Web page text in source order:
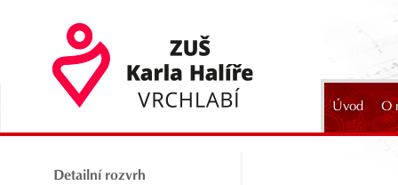
Úvod O
Detailní rozvrh